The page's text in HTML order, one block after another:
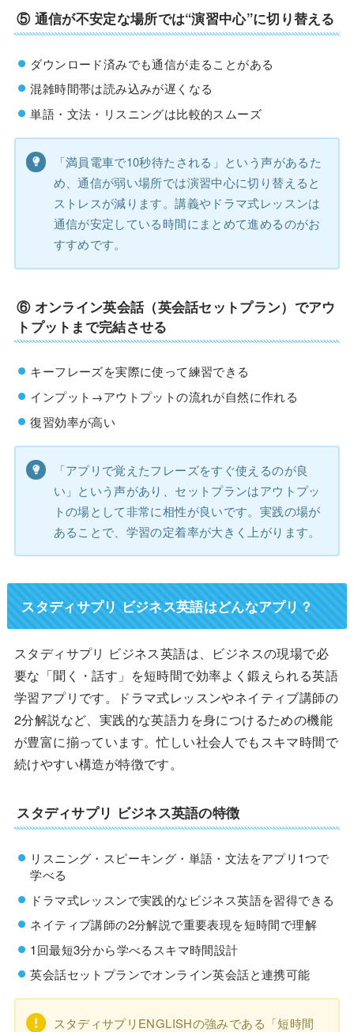
⑤ 通信が不安定な場所では“演習中心”に切り替える
ダウンロード済みでも通信が走ることがある
混雑時間帯は読み込みが遅くなる
単語・文法・リスニングは比較的スムーズ
「満員電車で10秒待たされる」という声があるた
め、通信が弱い場所では演習中心に切り替えると
ストレスが減ります。講義やドラマ式レッスンは
通信が安定している時間にまとめて進めるのがお
すすめです。
⑥ オンライン英会話（英会話セットプラン）でアウ
トプットまで完結させる
キーフレーズを実際に使って練習できる
インプット→アウトプットの流れが自然に作れる
復習効率が高い
「アプリで覚えたフレーズをすぐ使えるのが良
い」という声があり、セットプランはアウトプッ
トの場として非常に相性が良いです。実践の場が
あることで、学習の定着率が大きく上がります。
スタディサプリ ビジネス英語はどんなアプリ？
スタディサプリ ビジネス英語は、ビジネスの現場で必
要な「聞く・話す」を短時間で効率よく鍛えられる英語
学習アプリです。ドラマ式レッスンやネイティブ講師の
2分解説など、実践的な英語力を身につけるための機能
が豊富に揃っています。忙しい社会人でもスキマ時間で
続けやすい構造が特徴です。
スタディサプリ ビジネス英語の特徴
リスニング・スピーキング・単語・文法をアプリ1つで
学べる
ドラマ式レッスンで実践的なビジネス英語を習得できる
ネイティブ講師の2分解説で重要表現を短時間で理解
1回最短3分から学べるスキマ時間設計
英会話セットプランでオンライン英会話と連携可能
スタディサプリENGLISHの強みである「短時間